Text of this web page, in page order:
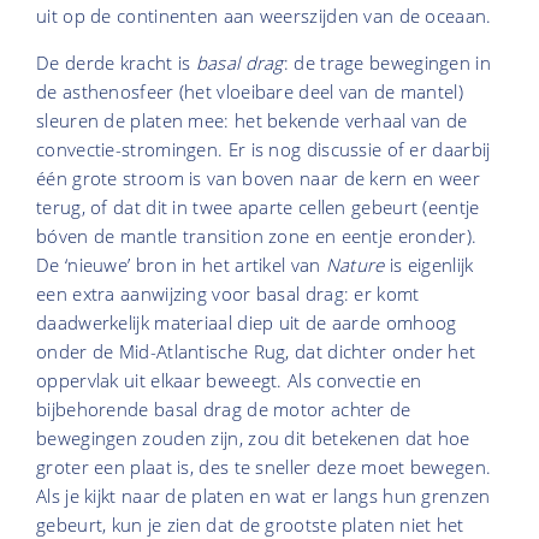
uit op de continenten aan weerszijden van de oceaan.
De derde kracht is basal drag: de trage bewegingen in
de asthenosfeer (het vloeibare deel van de mantel)
sleuren de platen mee: het bekende verhaal van de
convectie-stromingen. Er is nog discussie of er daarbij
één grote stroom is van boven naar de kern en weer
terug, of dat dit in twee aparte cellen gebeurt (eentje
bóven de mantle transition zone en eentje eronder).
De ‘nieuwe’ bron in het artikel van Nature is eigenlijk
een extra aanwijzing voor basal drag: er komt
daadwerkelijk materiaal diep uit de aarde omhoog
onder de Mid-Atlantische Rug, dat dichter onder het
oppervlak uit elkaar beweegt. Als convectie en
bijbehorende basal drag de motor achter de
bewegingen zouden zijn, zou dit betekenen dat hoe
groter een plaat is, des te sneller deze moet bewegen.
Als je kijkt naar de platen en wat er langs hun grenzen
gebeurt, kun je zien dat de grootste platen niet het